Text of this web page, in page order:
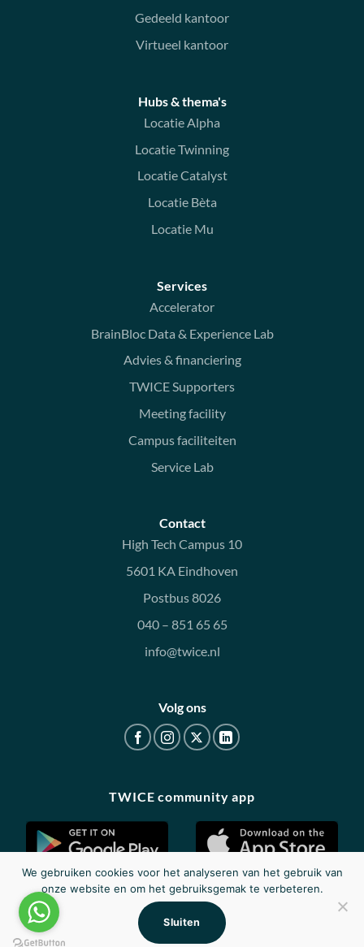
Gedeeld kantoor
Virtueel kantoor
Hubs & thema's
Locatie Alpha
Locatie Twinning
Locatie Catalyst
Locatie Bèta
Locatie Mu
Services
Accelerator
BrainBloc Data & Experience Lab
Advies & financiering
TWICE Supporters
Meeting facility
Campus faciliteiten
Service Lab
Contact
High Tech Campus 10
5601 KA Eindhoven
Postbus 8026
040 – 851 65 65
info@twice.nl
Volg ons
TWICE community app
|
Cookieverklaring
© 2026 - Twice
We gebruiken cookies voor het analyseren van het gebruik van
onze website en om het gebruiksgemak te verbeteren.
Sluiten